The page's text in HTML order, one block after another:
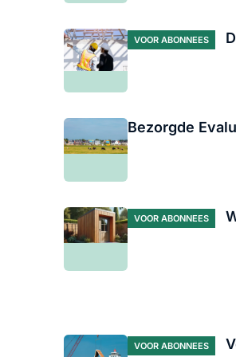
VOOR ABONNEES
Bezorgde
VOOR ABONNEES
VOOR ABONNEES